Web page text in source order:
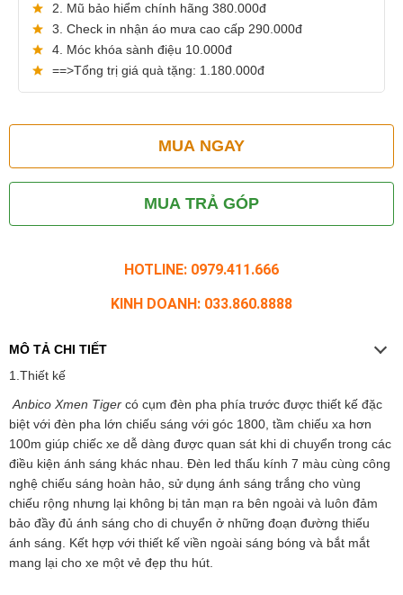
2. Mũ bảo hiểm chính hãng 380.000đ
3. Check in nhận áo mưa cao cấp 290.000đ
4. Móc khóa sành điệu 10.000đ
==>Tổng trị giá quà tặng: 1.180.000đ
MUA NGAY
MUA TRẢ GÓP
HOTLINE: 0979.411.666
KINH DOANH: 033.860.8888
MÔ TẢ CHI TIẾT
1.Thiết kế
Anbico Xmen Tiger có cụm đèn pha phía trước được thiết kế đặc
biệt với đèn pha lớn chiếu sáng với góc 1800, tầm chiếu xa hơn
100m giúp chiếc xe dễ dàng được quan sát khi di chuyển trong các
điều kiện ánh sáng khác nhau. Đèn led thấu kính 7 màu cùng công
nghệ chiếu sáng hoàn hảo, sử dụng ánh sáng trắng cho vùng
chiếu rộng nhưng lại không bị tản mạn ra bên ngoài và luôn đảm
bảo đầy đủ ánh sáng cho di chuyển ở những đoạn đường thiếu
ánh sáng. Kết hợp với thiết kế viền ngoài sáng bóng và bắt mắt
mang lại cho xe một vẻ đẹp thu hút.